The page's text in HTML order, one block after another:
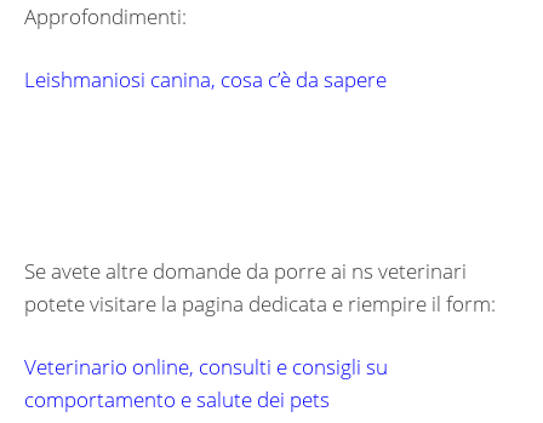
Approfondimenti:
Leishmaniosi canina, cosa c’è da sapere
Se avete altre domande da porre ai ns veterinari
potete visitare la pagina dedicata e riempire il form:
Veterinario online, consulti e consigli su
comportamento e salute dei pets